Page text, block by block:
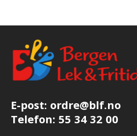
E-post: ordre@blf.no
Telefon: 55 34 32 00